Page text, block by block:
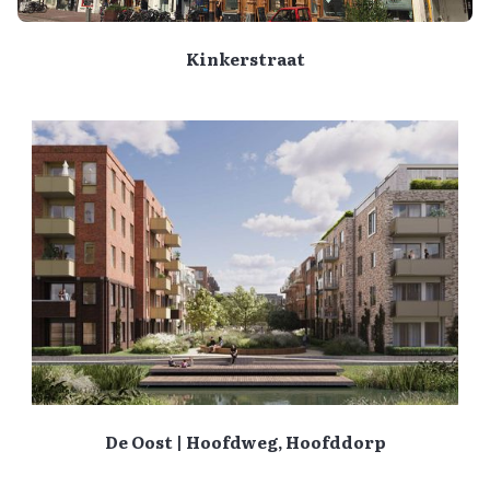
Kinkerstraat
De Oost | Hoofdweg, Hoofddorp